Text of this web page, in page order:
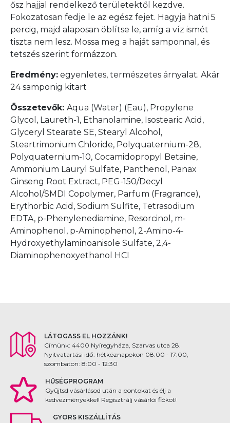
ősz hajjal rendelkező területektől kezdve.
Fokozatosan fedje le az egész fejet. Hagyja hatni 5
percig, majd alaposan öblítse le, amíg a víz ismét
tiszta nem lesz. Mossa meg a haját samponnal, és
tetszés szerint formázzon.
Eredmény: egyenletes, természetes árnyalat. Akár
24 samponig kitart
Összetevők: Aqua (Water) (Eau), Propylene
Glycol, Laureth-1, Ethanolamine, Isostearic Acid,
Glyceryl Stearate SE, Stearyl Alcohol,
Steartrimonium Chloride, Polyquaternium-28,
Polyquaternium-10, Cocamidopropyl Betaine,
Ammonium Lauryl Sulfate, Panthenol, Panax
Ginseng Root Extract, PEG-150/Decyl
Alcohol/SMDI Copolymer, Parfum (Fragrance),
Erythorbic Acid, Sodium Sulfite, Tetrasodium
EDTA, p-Phenylenediamine, Resorcinol, m-
Aminophenol, p-Aminophenol, 2-Amino-4-
Hydroxyethylaminoanisole Sulfate, 2,4-
Diaminophenoxyethanol HCI
LÁTOGASS EL HOZZÁNK!
Címünk: 4400 Nyíregyháza, Szarvas utca 28.
Nyitvatartási idő: hétköznapokon 08:00 - 17:00,
szombaton: 8:00 - 12:30
HŰSÉGPROGRAM
Gyűjtsd vásárlásod után a pontokat és élj a
kedvezményekkel! Regisztrálj vásárlói fiókot!
GYORS KISZÁLLÍTÁS